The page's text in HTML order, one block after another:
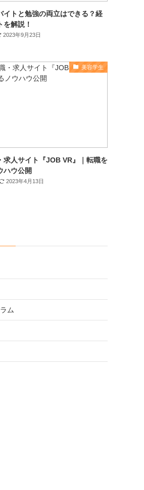
イトと勉強の両立はできる？経
を解説！
2023年9月23日
美容学生
求人サイト『JOB VR』｜転職を
ハウ公開
2023年4月13日
ム